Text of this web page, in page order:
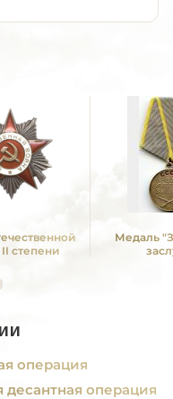
степени
Медаль
операция
операция